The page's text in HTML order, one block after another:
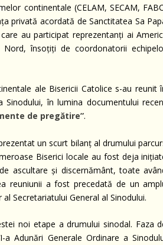
continentale (CELAM, SECAM,
privată acordată de Sanctitatea Sa
au participat reprezentanți ai
Nord, însoțiți de coordonatorii
ale Bisericii Catolice s-au reunit
în lumina documentului
de pregătire”.
un scurt bilanț al drumului
Biserici locale au fost deja
ascultare și discernământ, toate
reuniunii a fost precedată de un
Secretariatului General al Sinodului.
noi etape a drumului sinodal. Faza
Adunări Generale Ordinare a